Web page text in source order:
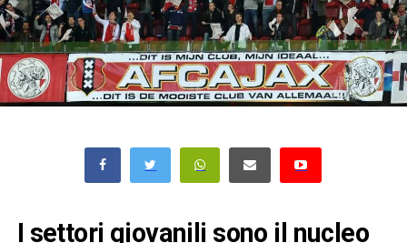
I settori giovanili sono il nucleo